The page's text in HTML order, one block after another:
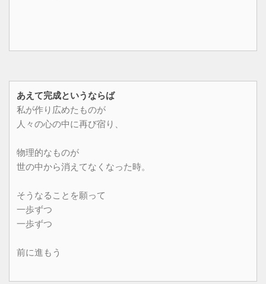
あえて完成というならば
私が作り広めたものが
人々の心の中に再び宿り、
物理的なものが
世の中から消えてなくなった時。
そうなることを願って
一歩ずつ
一歩ずつ
前に進もう